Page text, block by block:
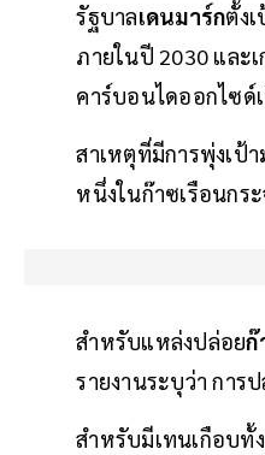
รัฐบาลเดนมาร์กตั้ง
ภายในปี 2030 และ
คาร์บอนไดออกไซด์
สาเหตุที่มีการพุ่งเป้
หนึ่งในก๊าซเรือนกร
สำหรับแหล่งปล่อยก๊
รายงานระบุว่า การ
สำหรับมีเทนเกือบทั้